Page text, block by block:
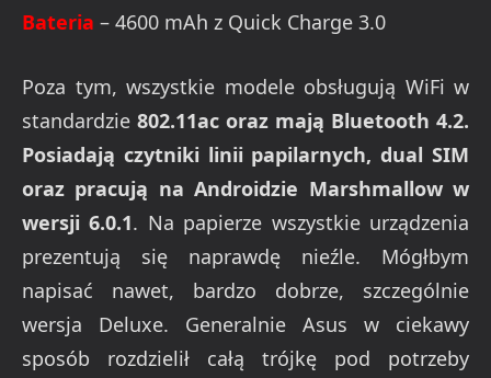
Bateria – 4600 mAh z Quick Charge 3.0
Poza tym, wszystkie modele obsługują WiFi w
standardzie 802.11ac oraz mają Bluetooth 4.2.
Posiadają czytniki linii papilarnych, dual SIM
oraz pracują na Androidzie Marshmallow w
wersji 6.0.1. Na papierze wszystkie urządzenia
prezentują się naprawdę nieźle. Mógłbym
napisać nawet, bardzo dobrze, szczególnie
wersja Deluxe. Generalnie Asus w ciekawy
sposób rozdzielił całą trójkę pod potrzeby